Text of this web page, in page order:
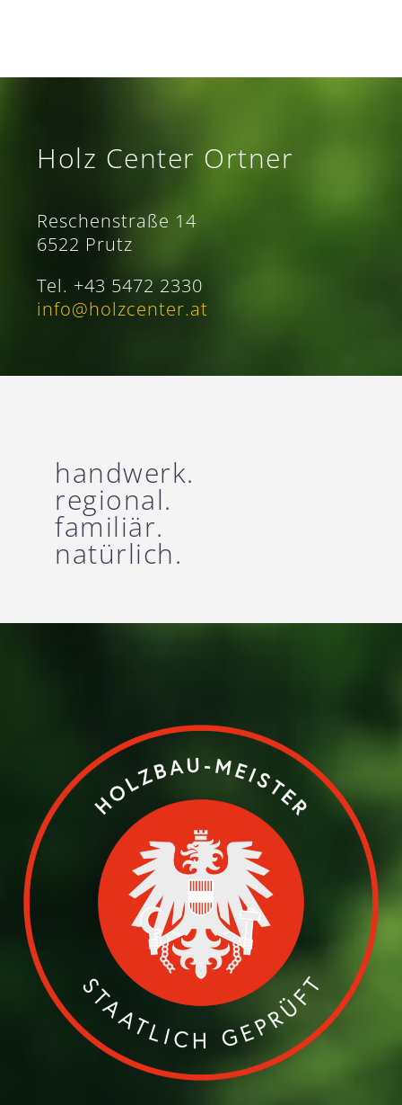
Holz Center Ortner
Reschenstraße 14
6522 Prutz
Tel. +43 5472 2330
info@holzcenter.at
handwerk.
regional.
familiär.
natürlich.